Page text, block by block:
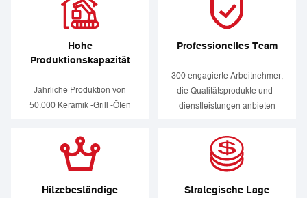
Hohe
Produktionskapazität
Jährliche Produktion von
50.000 Keramik -Grill -Öfen
Professionelles Team
300 engagierte Arbeitnehmer,
die Qualitätsprodukte und -
dienstleistungen anbieten
Hitzebeständige
Strategische Lage